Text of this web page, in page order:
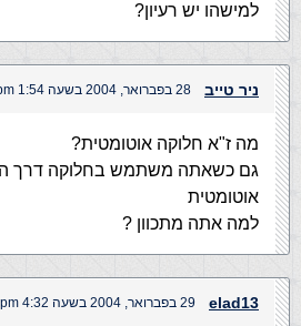
למישהו יש רעיון?
ניר טייב 28 בפברואר, 2004 בשעה 1:54 pm
מה ז"א חלוקה אוטומטית?
אוטומטית
למה אתה מתכוון ?
elad13 29 בפברואר, 2004 בשעה 4:32 pm